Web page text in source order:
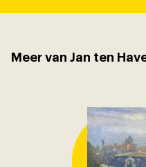
Meer van Jan ten